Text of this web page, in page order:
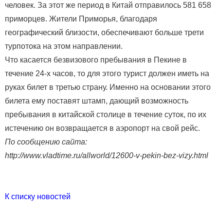
человек. За этот же период в Китай отправилось 581 658
приморцев. Жители Приморья, благодаря
географический близости, обеспечивают больше трети
турпотока на этом направлении.
Что касается безвизового пребывания в Пекине в
течение 24-х часов, то для этого турист должен иметь на
руках билет в третью страну. Именно на основании этого
билета ему поставят штамп, дающий возможность
пребывания в китайской столице в течение суток, по их
истечению он возвращается в аэропорт на свой рейс.
По сообщению сайта:
http://www.vladtime.ru/allworld/12600-v-pekin-bez-vizy.html
К списку новостей